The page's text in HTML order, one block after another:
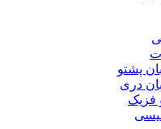
پشتو
دری
فزیک